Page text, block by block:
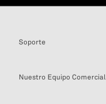
Soporte
Nuestro Equipo Comercial